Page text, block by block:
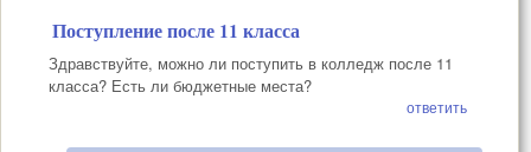
Поступление после 11 класса
Здравствуйте, можно ли поступить в колледж после 11
класса? Есть ли бюджетные места?
ответить